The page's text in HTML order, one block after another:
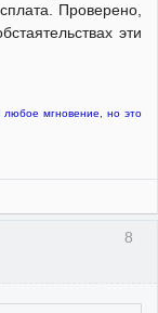
Проверено,
эти
любое мгновение, но это
8